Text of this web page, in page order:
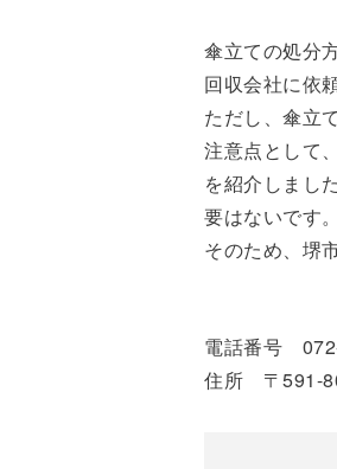
傘立ての処分
回収会社に依
ただし、傘立
注意点として
を紹介しまし
要はないです。
そのため、堺
電話番号
住所 〒591-